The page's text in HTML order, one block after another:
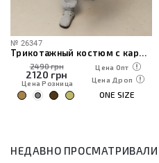
№ 26347
Трикотажный костюм с кардиганом, топом и брюками
2490 грн
2120 грн
Цена Розница
Цена Опт
Цена Дроп
ONE SIZE
НЕДАВНО ПРОСМАТРИВАЛИ